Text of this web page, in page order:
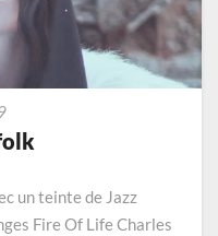
SE01
Émission
un teinte de Jazz
Fire Of Life Charles